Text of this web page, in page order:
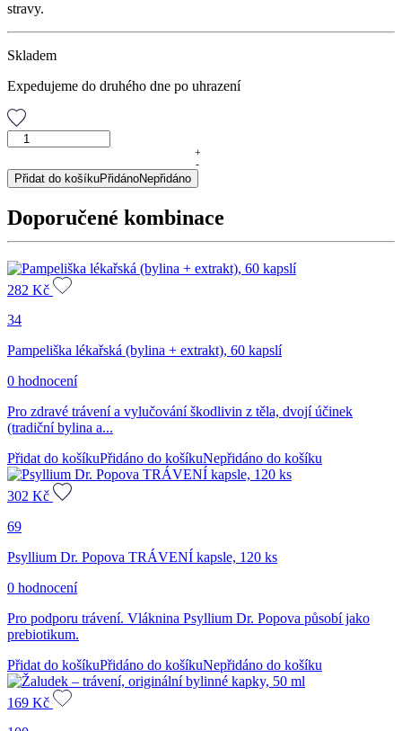
stravy.
Skladem
Expedujeme do druhého dne po uhrazení
Konopný
s
CBD
30
+
-
Přidat do košíkuPřidánoNepřidáno
Doporučené kombinace
282 Kč
34
Pampeliška lékařská (bylina + extrakt), 60 kapslí
0 hodnocení
Pro zdravé trávení a vylučování škodlivin z těla, dvojí účinek
(tradiční bylina a...
Přidat do košíkuPřidáno do košíkuNepřidáno do košíku
302 Kč
69
Psyllium Dr. Popova TRÁVENÍ kapsle, 120 ks
0 hodnocení
Pro podporu trávení. Vláknina Psyllium Dr. Popova působí jako
prebiotikum.
Přidat do košíkuPřidáno do košíkuNepřidáno do košíku
169 Kč